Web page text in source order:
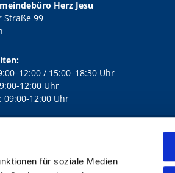
für soziale Medien
Herz Jesu
Straße 99
/ 15:00–18:30 Uhr
12:00 Uhr
09:00-12:00 Uhr
mail@bernhard-